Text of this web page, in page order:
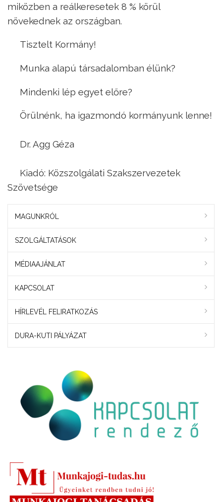
miközben a reálkeresetek 8 % körül
növekednek az országban.
Tisztelt Kormány!
Munka alapú társadalomban élünk?
Mindenki lép egyet előre?
Örülnénk, ha igazmondó kormányunk lenne!
Dr. Agg Géza
Kiadó: Közszolgálati Szakszervezetek
Szövetsége
MAGUNKRÓL
SZOLGÁLTATÁSOK
MÉDIAAJÁNLAT
KAPCSOLAT
HÍRLEVÉL FELIRATKOZÁS
DURA-KUTI PÁLYÁZAT